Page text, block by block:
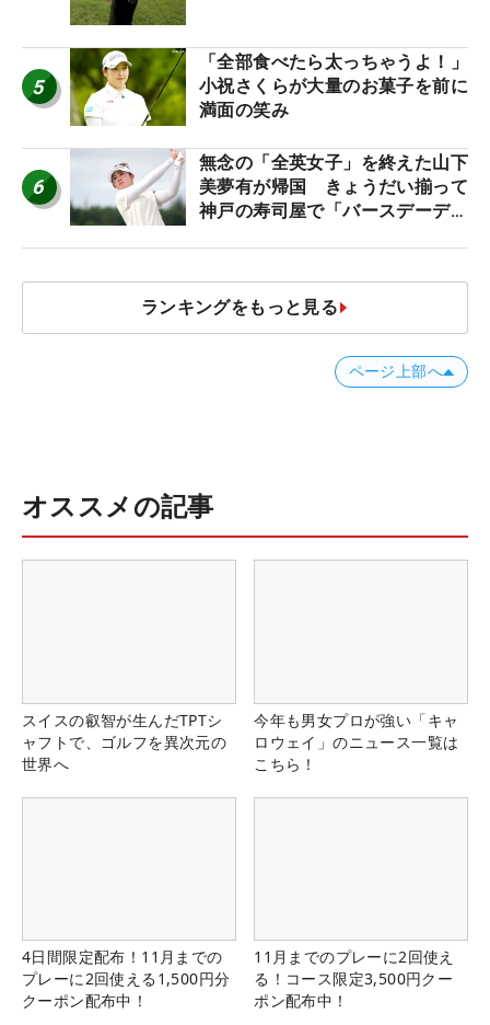
5
「全部食べたら太っちゃうよ！」
小祝さくらが大量のお菓子を前に
満面の笑み
6
無念の「全英女子」を終えた山下
美夢有が帰国 きょうだい揃って
神戸の寿司屋で「バースデーディ
ランキングをもっと見る
ページ上部へ
オススメの記事
スイスの叡智が生んだTPTシ
ャフトで、ゴルフを異次元の
世界へ
今年も男女プロが強い「キャ
ロウェイ」のニュース一覧は
こちら！
4日間限定配布！11月までの
プレーに2回使える1,500円分
クーポン配布中！
11月までのプレーに2回使え
る！コース限定3,500円クー
ポン配布中！